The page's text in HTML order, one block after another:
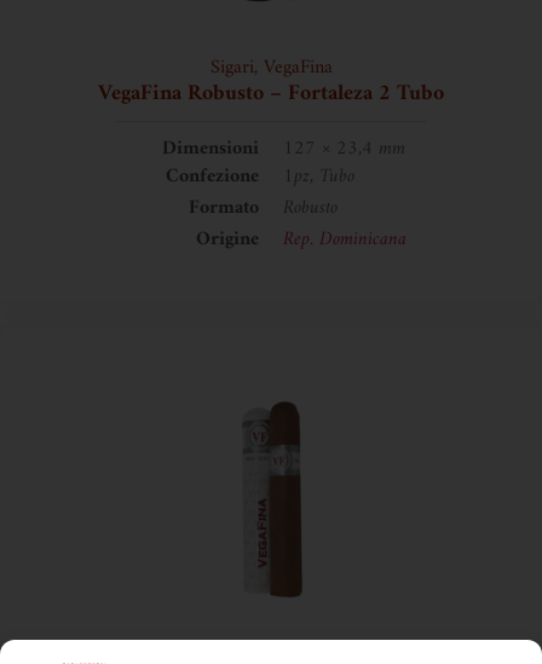
Sigari, VegaFina
VegaFina Robusto – Fortaleza 2 Tubo
Dimensioni
127 × 23,4 mm
Confezione
1pz, Tubo
Formato
Robusto
Origine
Rep. Dominicana